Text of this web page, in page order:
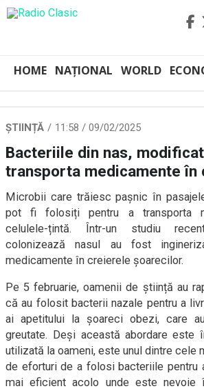
HOME NAȚIONAL WORLD
ȘTIINȚĂ 11:58 / 09/02/2025
Bacteriile din nas,
transporta medicamente în
Microbii care trăiesc pașnic în
pot fi folosiți pentru a transporta
celulele-țintă. Într-un studiu
colonizează nasul au fost
medicamente în creierele șoarecilor.
Pe 5 februarie, oamenii de știință au
că au folosit bacterii nazale pentru a
ai apetitului la șoareci obezi, care
greutate. Deși această abordare este
utilizată la oameni, este unul dintre cele
de eforturi de a folosi bacteriile pentru
mai eficient acolo unde este nevoie